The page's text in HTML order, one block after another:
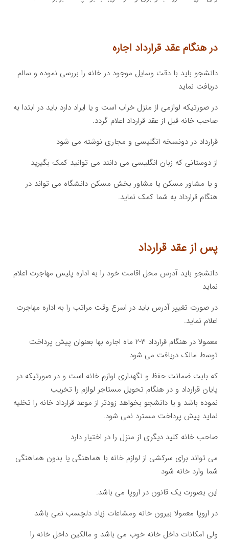
در هنگام عقد قرارداد اجاره
دانشجو باید با دقت وسایل موجود در خانه را بررسی نموده و سالم
دریافت نماید
در صورتیکه لوازمی از منزل خراب است و یا ایراد دارد باید در ابتدا به
صاحب خانه قبل از عقد قرارداد اعلام گردد.
قرارداد در دونسخه انگلیسی و مجاری نوشته می شود
از دوستانی که زبان انگلیسی می دانند می توانید کمک بگیرید
و یا مشاور مسکن یا مشاور بخش مسکن دانشگاه می تواند در
هنگام قرارداد به شما کمک نماید.
پس از عقد قرارداد
دانشجو باید آدرس محل اقامت خود را به اداره پلیس مهاجرت اعلام
نماید
در صورت تغییر آدرس باید در اسرع وقت مراتب را به اداره مهاجرت
اعلام نماید.
معمولا در هنگام قرارداد ۳-۲ ماه اجاره بها بعنوان پیش پرداخت
توسط مالک دریافت می شود
که بابت ضمانت حفظ و نگهداری لوازم خانه است و در صورتیکه در
پایان قرارداد و در هنگام تحویل مستاجر لوازم را تخریب
نموده باشد و یا دانشجو بخواهد زودتر از موعد قرارداد خانه را تخلیه
نماید پیش پرداخت مسترد نمی شود.
صاحب خانه کلید دیگری از منزل را در اختیار دارد
می تواند برای سرکشی از لوازم خانه با هماهنگی یا بدون هماهنگی
شما وارد خانه شود
این بصورت یک قانون در اروپا می باشد.
در اروپا معمولا بیرون خانه ومشاعات زیاد دلچسب نمی باشد
ولی امکانات داخل خانه خوب می باشد و مالکین داخل خانه را